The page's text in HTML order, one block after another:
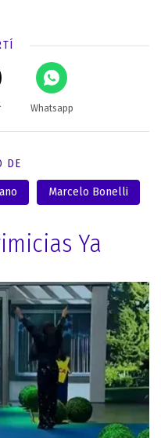
Whatsapp
DE
Marcelo Bonelli
Ya